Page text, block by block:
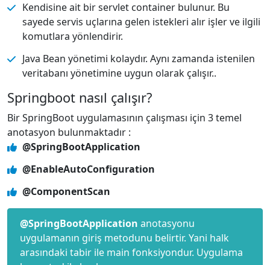
Kendisine ait bir servlet container bulunur. Bu
sayede servis uçlarına gelen istekleri alır işler ve ilgili
komutlara yönlendirir.
Java Bean yönetimi kolaydır. Aynı zamanda istenilen
veritabanı yönetimine uygun olarak çalışır..
Springboot nasıl çalışır?
Bir SpringBoot uygulamasının çalışması için 3 temel
anotasyon bulunmaktadır :
@SpringBootApplication
@EnableAutoConfiguration
@ComponentScan
@SpringBootApplication anotasyonu
uygulamanın giriş metodunu belirtir. Yani halk
arasındaki tabir ile main fonksiyondur. Uygulama